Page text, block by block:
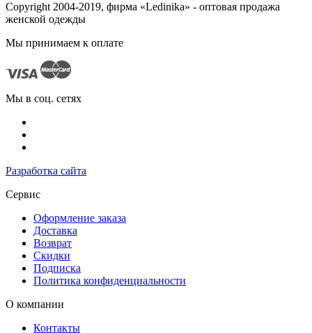
Copyright 2004-2019, фирма «Ledinika» - оптовая продажа
женской одежды
Мы принимаем к оплате
Мы в соц. сетях
Разработка сайта
Сервис
Оформление заказа
Доставка
Возврат
Скидки
Подписка
Политика конфиденциальности
О компании
Контакты